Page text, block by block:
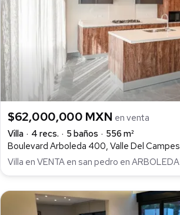
$62,000,000 MXN en venta
Villa
4 recs. 5 baños
556 m²
Villa en VENTA en san pedro en ARBOLEDA